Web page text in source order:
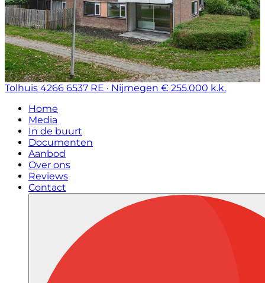
Tolhuis 4266 6537 RE · Nijmegen € 255.000 k.k.
Home
Media
In de buurt
Documenten
Aanbod
Over ons
Reviews
Contact